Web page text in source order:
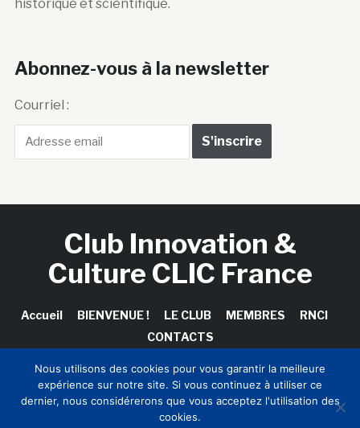
historique et scientifique.
Abonnez-vous à la newsletter
Courriel :
Club Innovation &
Culture CLIC France
Accueil BIENVENUE ! LE CLUB MEMBRES
RNCI
CONTACTS
Copyright © 2026 Club Innovation & Culture CLIC France /
Sinapses Conseils
Nous utilisons des cookies pour vous garantir la meilleure
expérience sur notre site. Si vous continuez à utiliser ce
dernier, nous considérerons que vous acceptez l'utilisation des
cookies.